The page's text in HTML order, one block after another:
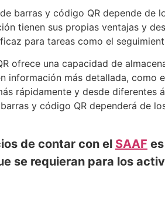
barras y código QR depende de
tienen sus propias ventajas y
para tareas como el
ofrece una capacidad de
información más detallada,
rápidamente y desde
y código QR dependerá de
de contar con el SAAF
se requieran para los